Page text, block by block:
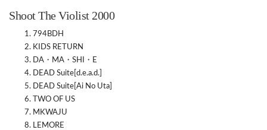
Shoot The Violist 2000
794BDH
KIDS RETURN
DA・MA・SHI・E
DEAD Suite[d.e.a.d.]
DEAD Suite[Ai No Uta]
TWO OF US
MKWAJU
LEMORE